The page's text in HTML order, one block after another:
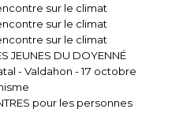
sur le climat
sur le climat
sur le climat
JEUNES DU DOYENNÉ
- Valdahon - 17 octobre
pour les personnes